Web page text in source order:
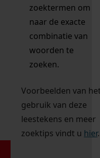
zoektermen om
naar de exacte
combinatie van
woorden te
zoeken.
Voorbeelden van
gebruik van deze
leestekens en meer
zoektips vindt u hier.